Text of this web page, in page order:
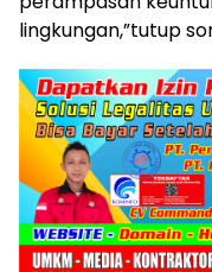
lingkungan,”tutup